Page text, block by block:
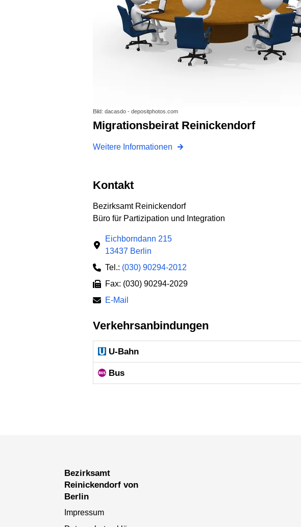
Bild: dacasdo - depositphotos.com
Migrationsbeirat Reinickendorf
Weitere Informationen
Kontakt
Bezirksamt Reinickendorf
Büro für Partizipation und Integration
Eichborndann 215
13437 Berlin
Tel.: (030) 90294-2012
Fax: (030) 90294-2029
E-Mail
Verkehrsanbindungen
U-Bahn
Bus
Bezirksamt
Reinickendorf von
Berlin
Impressum